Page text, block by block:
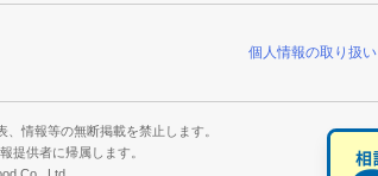
個人情報の取り扱い
情報等の無断掲載を禁止します。
提供者に帰属します。